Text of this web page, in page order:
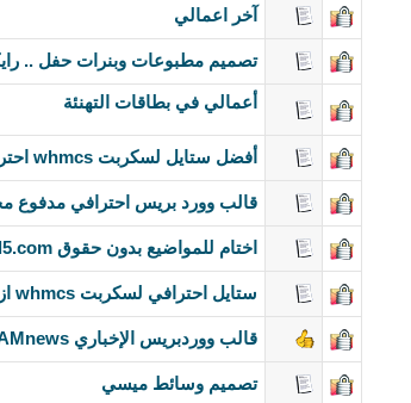
آخر اعمالي
تصميم مطبوعات وبنرات حفل ..
أعمالي في بطاقات التهنئة
أفضل ستايل لسكربت whmcs احترافي جدا
قالب وورد بريس احترافي مدفوع
اختام للمواضيع بدون حقوق www.ra7ail5.com
ستايل احترافي لسكربت whmcs ازرق سماوي
قالب ووردبريس الإخباري AMnews
تصميم وسائط ميسي